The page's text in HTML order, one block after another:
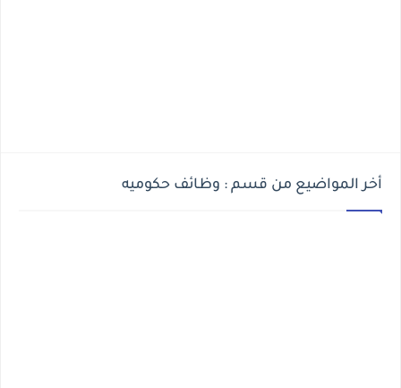
أخر المواضيع من قسم : وظائف حكوميه